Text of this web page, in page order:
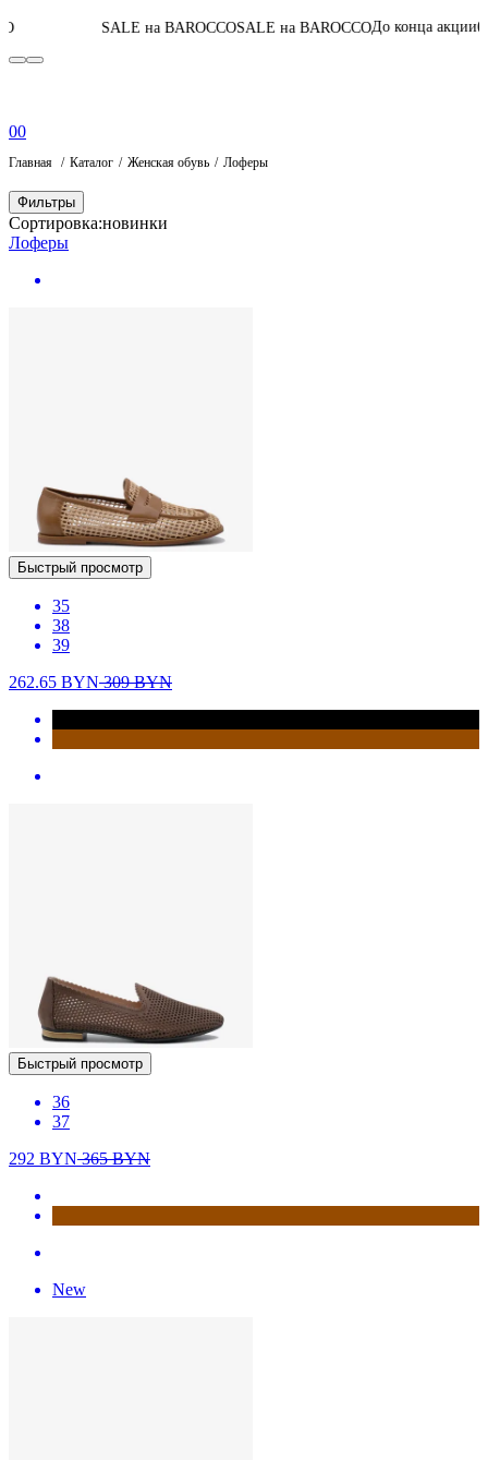
SALE на BAROCCOSALE на BAROCCOДо конца акции05:14:07:33
00
Главная Каталог Женская обувь Лоферы
Фильтры
Сортировка:новинки
Лоферы
Быстрый просмотр
35
38
39
262.65 BYN309BYN
Быстрый просмотр
36
37
292 BYN365BYN
New